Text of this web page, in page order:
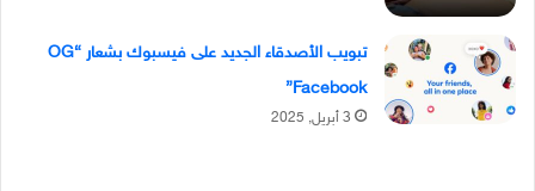
تبويب الأصدقاء الجديد على فيسبوك بشعار “OG
Facebook”
3 أبريل, 2025